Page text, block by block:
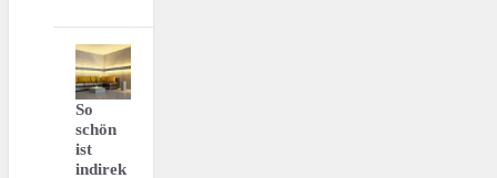
So
schön
ist
indirek